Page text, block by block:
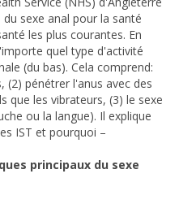
sexe anal pour la santé
les plus courantes. En
quel type d'activité
(du bas). Cela comprend:
(2) pénétrer l'anus avec des
que les vibrateurs, (3) le sexe
ou la langue). Il explique
IST et pourquoi –
principaux du sexe